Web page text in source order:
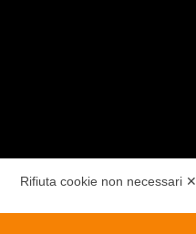
Rifiuta cookie non necessari ✕